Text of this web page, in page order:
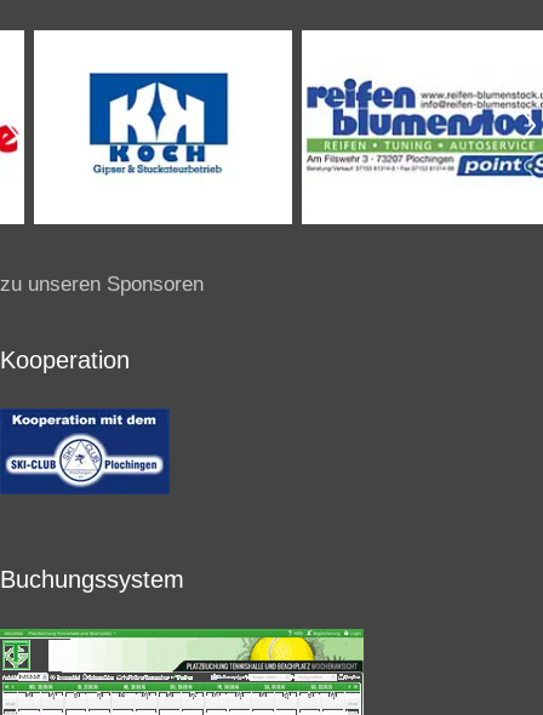
zu unseren Sponsoren
Kooperation
Buchungssystem